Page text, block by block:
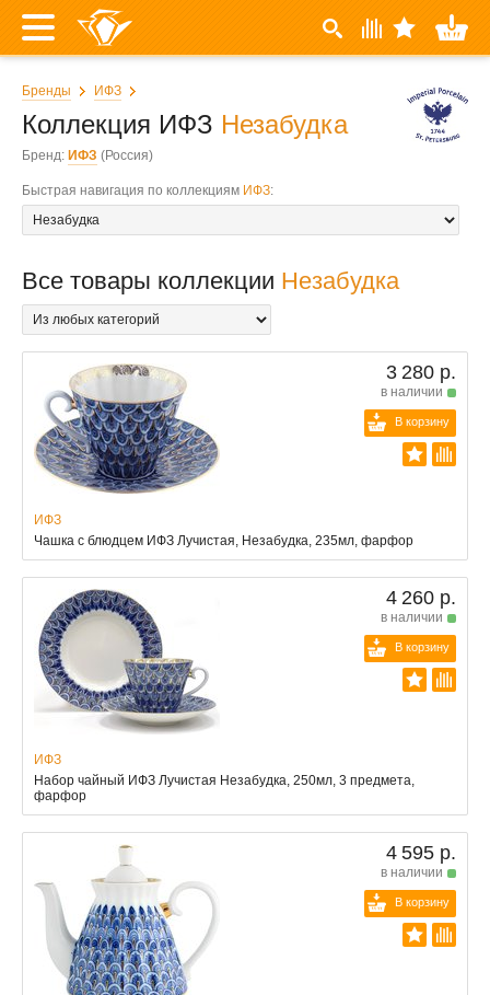
Бренды ИФЗ
Коллекция ИФЗ Незабудка
Бренд: ИФЗ (Россия)
Быстрая навигация по коллекциям ИФЗ:
Все товары коллекции Незабудка
3 280 р.
в наличии
В корзину
ИФЗ
Чашка с блюдцем ИФЗ Лучистая, Незабудка, 235мл, фарфор
4 260 р.
в наличии
В корзину
ИФЗ
Набор чайный ИФЗ Лучистая Незабудка, 250мл, 3 предмета,
фарфор
4 595 р.
в наличии
В корзину